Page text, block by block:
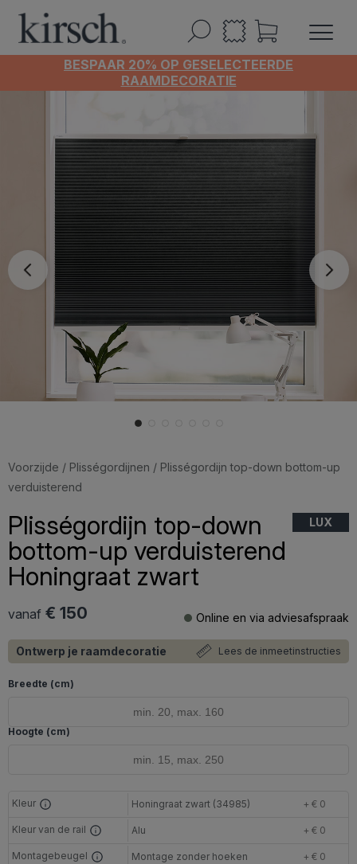
BESPAAR 20% OP GESELECTEERDE
RAAMDECORATIE
Voorzijde / Plisségordijnen / Plisségordijn top-down bottom-up
verduisterend
Plisségordijn top-down
bottom-up verduisterend
Honingraat zwart
LUX
vanaf € 150 Online en via adviesafspraak
Ontwerp je raamdecoratie Lees de inmeetinstructies
Breedte (cm)
Hoogte (cm)
Kleur Honingraat zwart (34985) + € 0
Kleur van de rail Alu + € 0
Montagebeugel Montage zonder hoeken
+ € 0